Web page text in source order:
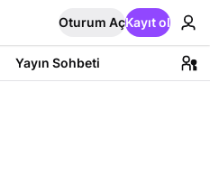
Oturum AçKayıt ol
Yayın Sohbeti